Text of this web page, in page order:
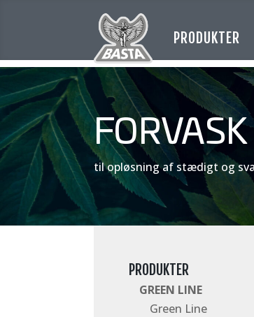
PRODUKTER
til opløsning af stædigt og
PRODUKTER
GREEN LINE
Green Line